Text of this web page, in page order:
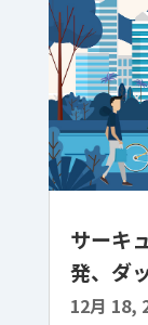
サーキ
発、ダ
12月 18,